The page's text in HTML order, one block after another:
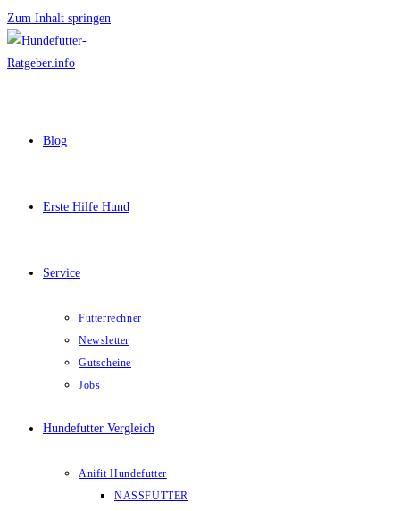
Zum Inhalt springen
Blog
Erste Hilfe Hund
Service
Futterrechner
Newsletter
Gutscheine
Jobs
Hundefutter Vergleich
Anifit Hundefutter
NASSFUTTER